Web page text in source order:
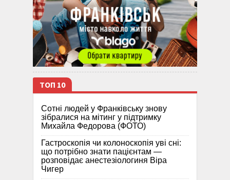
ТОП 10
Сотні людей у Франківську знову
зібралися на мітинг у підтримку
Михайла Федорова (ФОТО)
Гастроскопія чи колоноскопія уві сні:
що потрібно знати пацієнтам —
розповідає анестезіологиня Віра
Чигер